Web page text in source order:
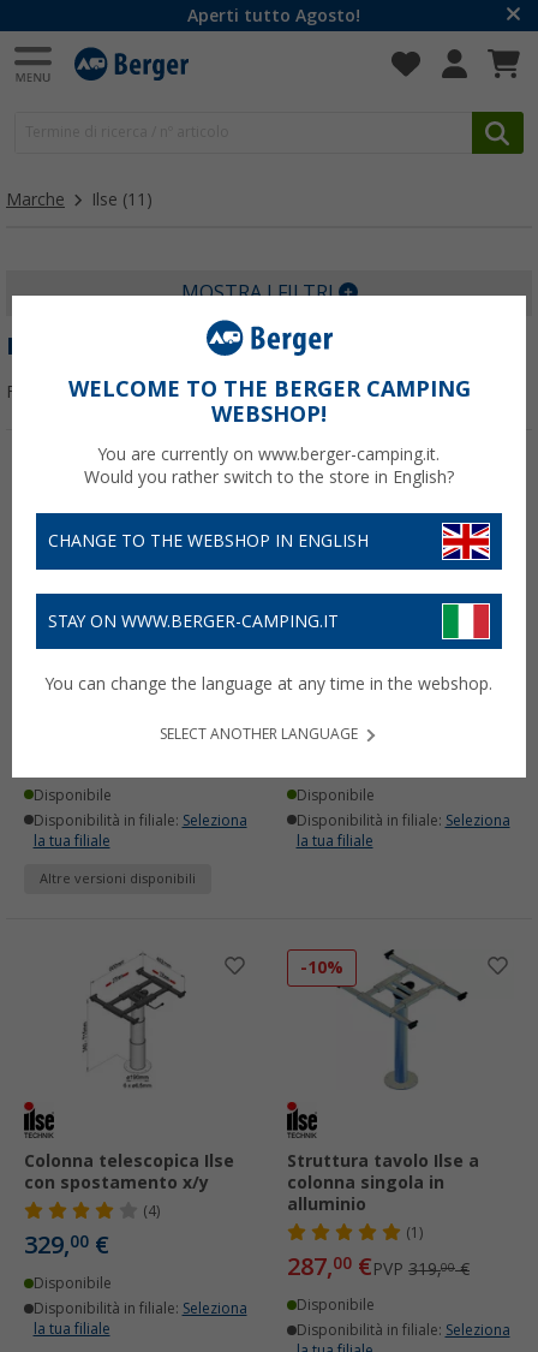
Aperti tutto Agosto!
Marche Ilse (11)
MOSTRA I FILTRI
ILSE
Filtrare per:
Gambe per tavolo Ilse 3
pezzi
Disponibile
Disponibilità in filiale: Seleziona
la tua filiale
Altre versioni disponibili
Struttura tavolo Ilse Frei
KlickKlack
Disponibile
Disponibilità in filiale: Seleziona
la tua filiale
Colonna telescopica Ilse
con spostamento x/y
(4)
329,00 €
Disponibile
Disponibilità in filiale: Seleziona
la tua filiale
-10%
Struttura tavolo Ilse a
colonna singola in
alluminio
(1)
287,00 €PVP 319,00€
Disponibile
Disponibilità in filiale: Seleziona
WELCOME TO THE BERGER CAMPING
WEBSHOP!
You are currently on www.berger-camping.it.
Would you rather switch to the store in English?
CHANGE TO THE WEBSHOP IN ENGLISH
STAY ON WWW.BERGER-CAMPING.IT
You can change the language at any time in the webshop.
SELECT ANOTHER LANGUAGE